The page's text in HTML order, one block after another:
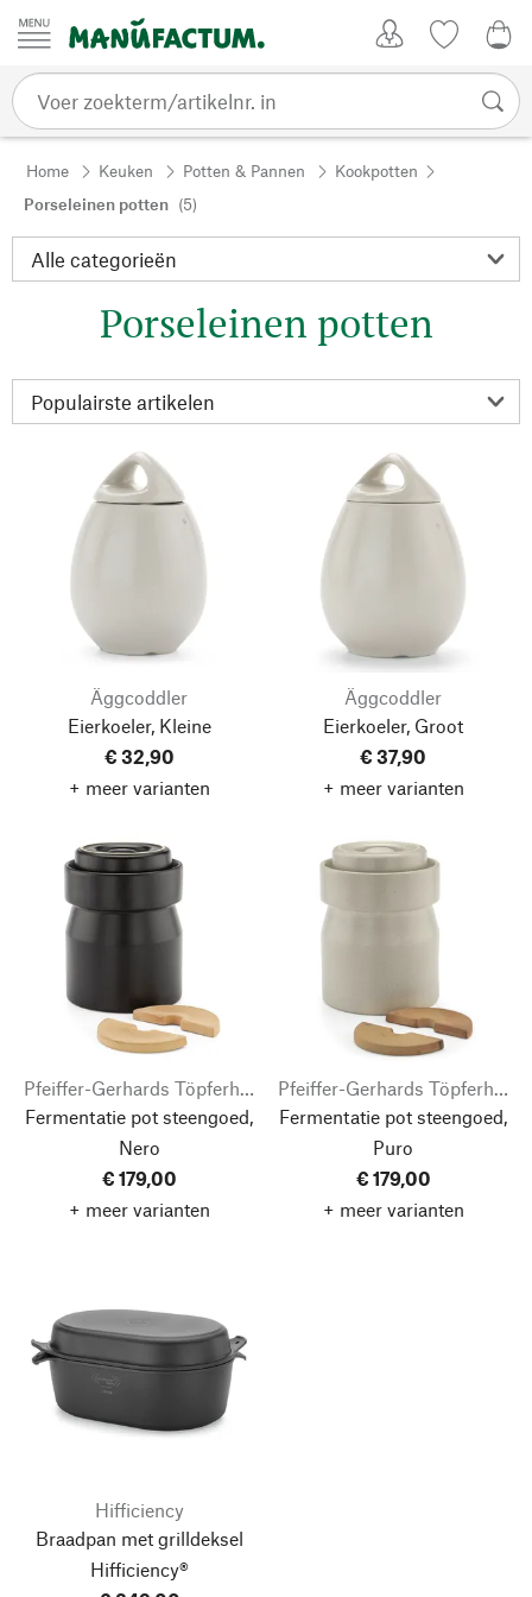
Passer au contenu
Home Keuken Potten & Pannen
Kookpotten
Porseleinen potten (5)
Porseleinen potten
Äggcoddler
Eierkoeler, Kleine
€ 32,90
+ meer varianten
Äggcoddler
Eierkoeler, Groot
€ 37,90
+ meer varianten
Pfeiffer-Gerhards Töpferhof
Fermentatie pot steengoed,
Nero
€ 179,00
+ meer varianten
Pfeiffer-Gerhards Töpferhof
Fermentatie pot steengoed,
Puro
€ 179,00
+ meer varianten
Hifficiency
Braadpan met grilldeksel
Hifficiency®